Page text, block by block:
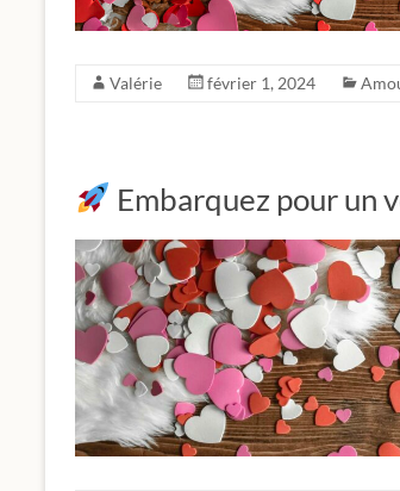
Valérie février 1, 2024
Embarquez pour un